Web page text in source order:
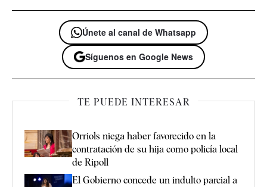
Únete al canal de Whatsapp
Síguenos en Google News
TE PUEDE INTERESAR
Orriols niega haber favorecido en la
contratación de su hija como policía local
de Ripoll
El Gobierno concede un indulto parcial a